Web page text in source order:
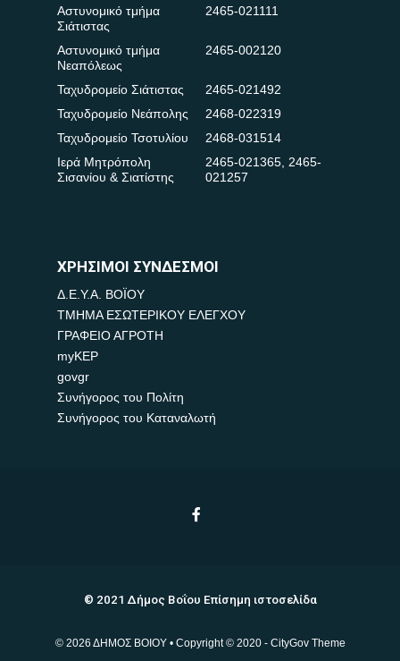
Αστυνομικό τμήμα
Σιάτιστας
2465-021111
Αστυνομικό τμήμα
Νεαπόλεως
2465-002120
Ταχυδρομείο Σιάτιστας
2465-021492
Ταχυδρομείο Νεάπολης
2468-022319
Ταχυδρομείο Τσοτυλίου
2468-031514
Ιερά Μητρόπολη
Σισανίου & Σιατίστης
2465-021365, 2465-
021257
ΧΡΗΣΙΜΟΙ ΣΥΝΔΕΣΜΟΙ
Δ.Ε.Υ.Α. ΒΟΪΟΥ
ΤΜΗΜΑ ΕΣΩΤΕΡΙΚΟΥ ΕΛΕΓΧΟΥ
ΓΡΑΦΕΙΟ ΑΓΡΟΤΗ
myKEP
govgr
Συνήγορος του Πολίτη
Συνήγορος του Καταναλωτή
© 2021 Δήμος Βοΐου Επίσημη ιστοσελίδα
© 2026 ΔΗΜΟΣ ΒΟΙΟΥ • Copyright © 2020 - CityGov Theme